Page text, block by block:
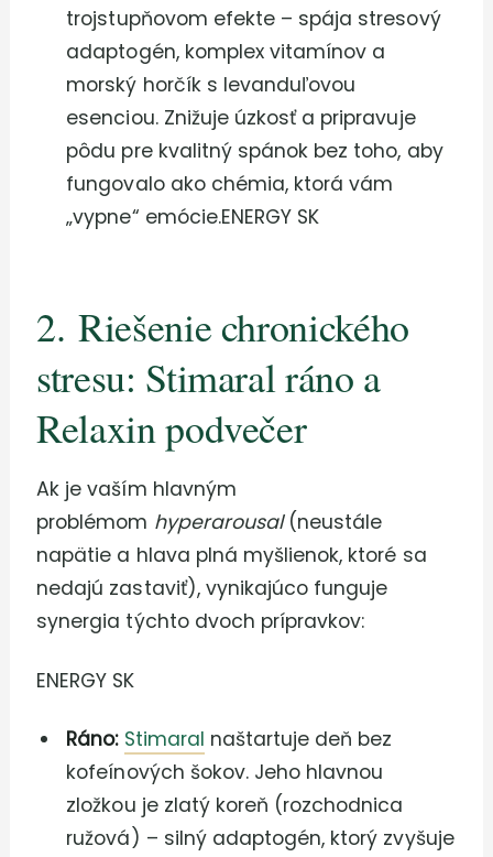
trojstupňovom efekte – spája stresový
adaptogén, komplex vitamínov a
morský horčík s levanduľovou
esenciou. Znižuje úzkosť a pripravuje
pôdu pre kvalitný spánok bez toho, aby
fungovalo ako chémia, ktorá vám
„vypne“ emócie.ENERGY SK
2. Riešenie chronického
stresu: Stimaral ráno a
Relaxin podvečer
Ak je vaším hlavným
problémom hyperarousal(neustále
napätie a hlava plná myšlienok, ktoré sa
nedajú zastaviť), vynikajúco funguje
synergia týchto dvoch prípravkov:
ENERGY SK
Ráno: Stimaral naštartuje deň bez
kofeínových šokov. Jeho hlavnou
zložkou je zlatý koreň (rozchodnica
ružová) – silný adaptogén, ktorý zvyšuje